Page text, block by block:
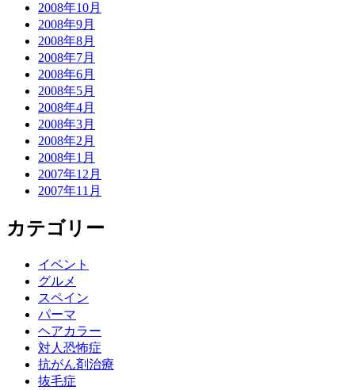
2008年10月
2008年9月
2008年8月
2008年7月
2008年6月
2008年5月
2008年4月
2008年3月
2008年2月
2008年1月
2007年12月
2007年11月
カテゴリー
イベント
グルメ
スペイン
パーマ
ヘアカラー
対人恐怖症
抗がん剤治療
抜毛症